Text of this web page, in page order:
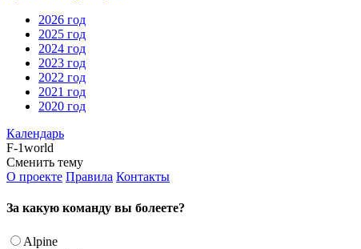
2026 год
2025 год
2024 год
2023 год
2022 год
2021 год
2020 год
Календарь
F-1world
Сменить тему
О проекте Правила Контакты
За какую команду вы болеете?
Alpine